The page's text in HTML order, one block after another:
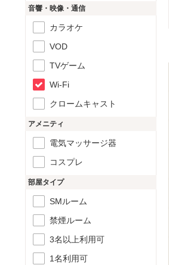
音響・映像・通信
カラオケ
VOD
TVゲーム
Wi-Fi
クロームキャスト
アメニティ
電気マッサージ器
コスプレ
部屋タイプ
SMルーム
禁煙ルーム
3名以上利用可
1名利用可